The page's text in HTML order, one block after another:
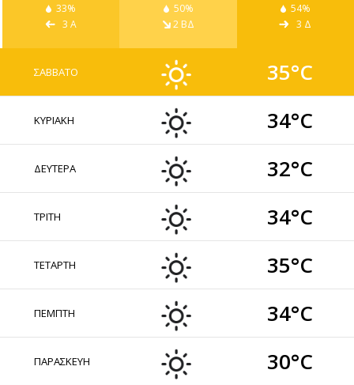
54%
3 Δ
50%
2 ΒΔ
33%
3 Α
ΣΑΒΒΑΤΟ 35°C
ΚΥΡΙΑΚΗ 34°C
ΔΕΥΤΕΡΑ 32°C
ΤΡΙΤΗ 34°C
ΤΕΤΑΡΤΗ 35°C
ΠΕΜΠΤΗ 34°C
ΠΑΡΑΣΚΕΥΗ 30°C